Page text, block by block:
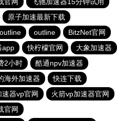
官网
飞驰加速器15分钟试用
原子加速最新下载
outline outline
BitzNet官网
app 快柠檬官网
大象加速器
2小时
酷通npv加速器
海外加速器
快连下载
速器vp官网
火箭vp加速器官网
官网